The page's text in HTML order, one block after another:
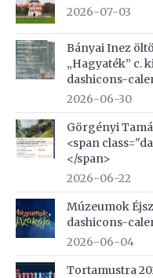
2026-07-03
Bányai Inez
„Hagyaték” c.
dashicons-
2026-06-30
Görgényi
<span
</span>
2026-06-22
Múzeumok
dashicons-
2026-06-04
Tortamustra